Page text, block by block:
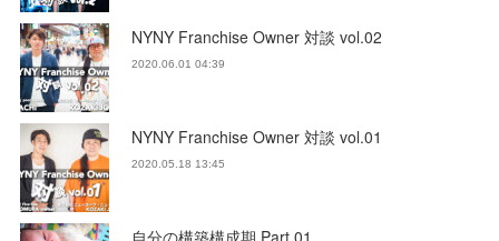
NYNY Franchise Owner 対談 vol.02
2020.06.01 04:39
NYNY Franchise Owner 対談 vol.01
2020.05.18 13:45
自分の構築構成期 Part.01